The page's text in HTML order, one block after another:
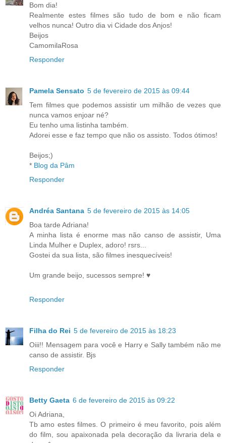
Bom dia!
Realmente estes filmes são tudo de bom e não ficam
velhos nunca! Outro dia vi Cidade dos Anjos!
Beijos
CamomilaRosa
Responder
Pamela Sensato 5 de fevereiro de 2015 às 09:44
Tem filmes que podemos assistir um milhão de vezes que
nunca vamos enjoar né?
Eu tenho uma listinha também.
Adorei esse e faz tempo que não os assisto. Todos ótimos!
Beijos;)
* Blog da Pâm
Responder
Andréa Santana 5 de fevereiro de 2015 às 14:05
Boa tarde Adriana!
A minha lista é enorme mas não canso de assistir, Uma
Linda Mulher e Duplex, adoro! rsrs...
Gostei da sua lista, são filmes inesquecíveis!
Um grande beijo, sucessos sempre! ♥
Responder
Filha do Rei 5 de fevereiro de 2015 às 18:23
Oiii!! Mensagem para você e Harry e Sally também não me
canso de assistir. Bjs
Responder
Betty Gaeta 6 de fevereiro de 2015 às 09:22
Oi Adriana,
Tb amo estes filmes. O primeiro é meu favorito, pois além
do film, sou apaixonada pela decoração da livraria dela e